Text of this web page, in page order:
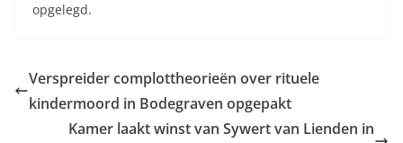
opgelegd.
Verspreider complottheorieën over rituele
kindermoord in Bodegraven opgepakt
Kamer laakt winst van Sywert van Lienden in